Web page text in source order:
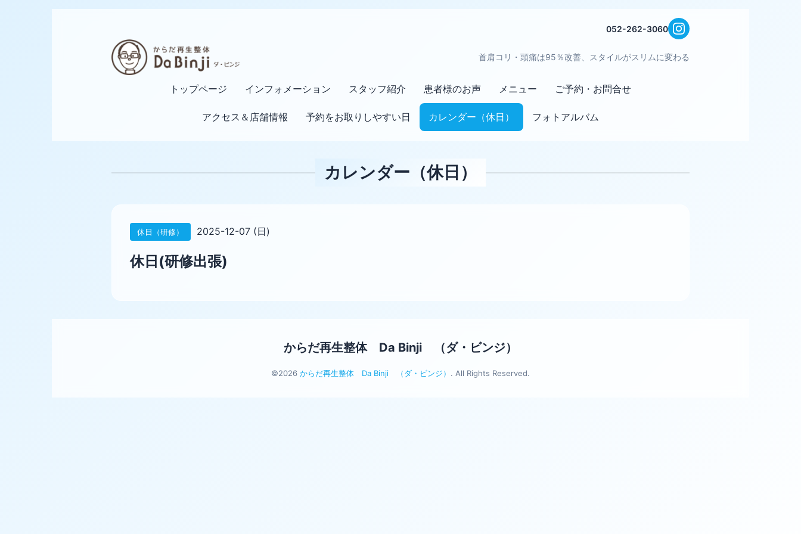
052-262-3060
首肩コリ・頭痛は95％改善、スタイルがスリムに変わる
トップページ インフォメーション スタッフ紹介 患者様のお声 メニュー ご予約・お問合せ
アクセス＆店舗情報 予約をお取りしやすい日 カレンダー（休日） フォトアルバム
カレンダー（休日）
休日（研修） 2025-12-07 (日)
休日(研修出張)
からだ再生整体 Da Binji （ダ・ビンジ）
©2026 からだ再生整体 Da Binji （ダ・ビンジ） . All Rights Reserved.